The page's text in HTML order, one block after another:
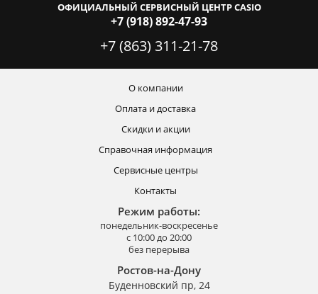
ОФИЦИАЛЬНЫЙ СЕРВИСНЫЙ ЦЕНТР CASIO
+7 (918) 892-47-93
+7 (863) 311-21-78
О компании
Оплата и доставка
Скидки и акции
Справочная информация
Сервисные центры
Контакты
Режим работы:
понедельник-воскресенье
с 10:00 до 20:00
без перерыва
Ростов-на-Дону
Буденновский пр, 24